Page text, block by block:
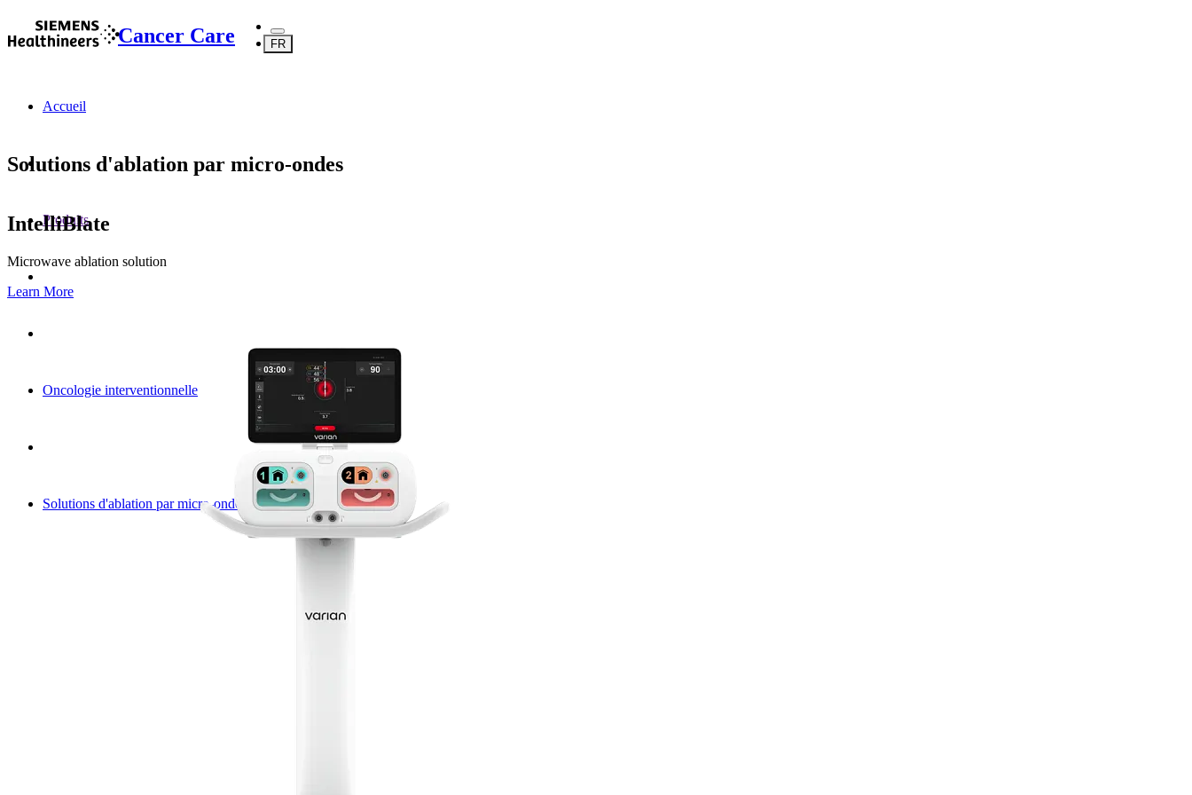
Cancer Care FR
Accueil
Produits
Oncologie interventionnelle
Solutions d'ablation par micro-ondes
Solutions d'ablation par micro-ondes
IntelliBlate
Microwave ablation solution
Learn More